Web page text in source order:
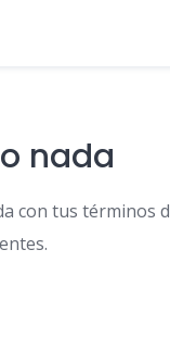
nada
con tus términos